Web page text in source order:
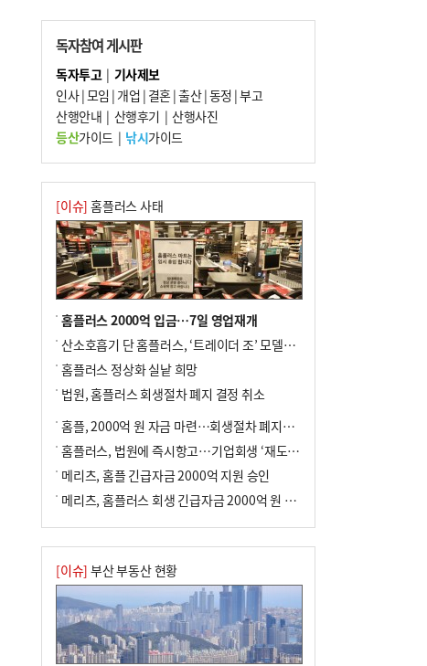
7
부울경 주말부터 비소식…‘극한 폭염’ 한풀
꺾일 듯
8
피란마을 67년 역사인데…전교생 24명 아
미초 통폐합 기로
9
외국인 선원 ‘인신매매 경유지’ 된 부산…
우려가 현실로
10 교육혁신선도지 공모 코앞인데…구·군 난
색에 교육청 ‘쩔쩔’
독자참여 게시판
독자투고| 기사제보
인사|모임 | 개업 | 결혼|출산|동정 |부고
산행안내 | 산행후기 | 산행사진
등산가이드| 낚시가이드
[이슈] 홈플러스 사태
홈플러스 2000억 입금…7일 영업재개
산소호흡기 단 홈플러스, ‘트레이더 조’ 모델로 살아날까
홈플러스 정상화 실낱 희망
법원, 홈플러스 회생절차 폐지 결정 취소
홈플, 2000억 원 자금 마련…회생절차 폐지에 즉시항고(종합)
홈플러스, 법원에 즉시항고…기업회생 ‘재도전’
메리츠, 홈플 긴급자금 2000억 지원 승인
메리츠, 홈플러스 회생 긴급자금 2000억 원 지원 승인
[이슈] 부산 부동산 현황